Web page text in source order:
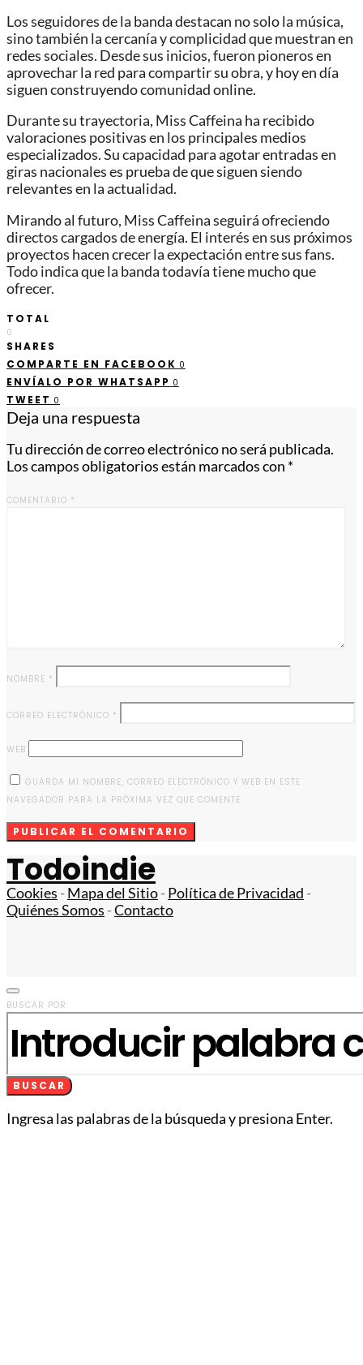
Los seguidores de la banda destacan no solo la música,
sino también la cercanía y complicidad que muestran en
redes sociales. Desde sus inicios, fueron pioneros en
aprovechar la red para compartir su obra, y hoy en día
siguen construyendo comunidad online.
Durante su trayectoria, Miss Caffeina ha recibido
valoraciones positivas en los principales medios
especializados. Su capacidad para agotar entradas en
giras nacionales es prueba de que siguen siendo
relevantes en la actualidad.
Mirando al futuro, Miss Caffeina seguirá ofreciendo
directos cargados de energía. El interés en sus próximos
proyectos hacen crecer la expectación entre sus fans.
Todo indica que la banda todavía tiene mucho que
ofrecer.
TOTAL
0
SHARES
COMPARTE EN FACEBOOK 0
ENVÍALO POR WHATSAPP 0
TWEET 0
Deja una respuesta
Tu dirección de correo electrónico no será publicada.
Los campos obligatorios están marcados con *
COMENTARIO *
NOMBRE *
CORREO ELECTRÓNICO *
WEB
GUARDA MI NOMBRE, CORREO ELECTRÓNICO Y WEB EN ESTE
NAVEGADOR PARA LA PRÓXIMA VEZ QUE COMENTE.
Todoindie
Cookies -Mapa del Sitio-Política de Privacidad -
Quiénes Somos -Contacto
BUSCAR POR:
BUSCAR
Ingresa las palabras de la búsqueda y presiona Enter.